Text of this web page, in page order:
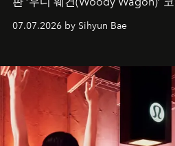
07.07.2026 by Sihyun Bae